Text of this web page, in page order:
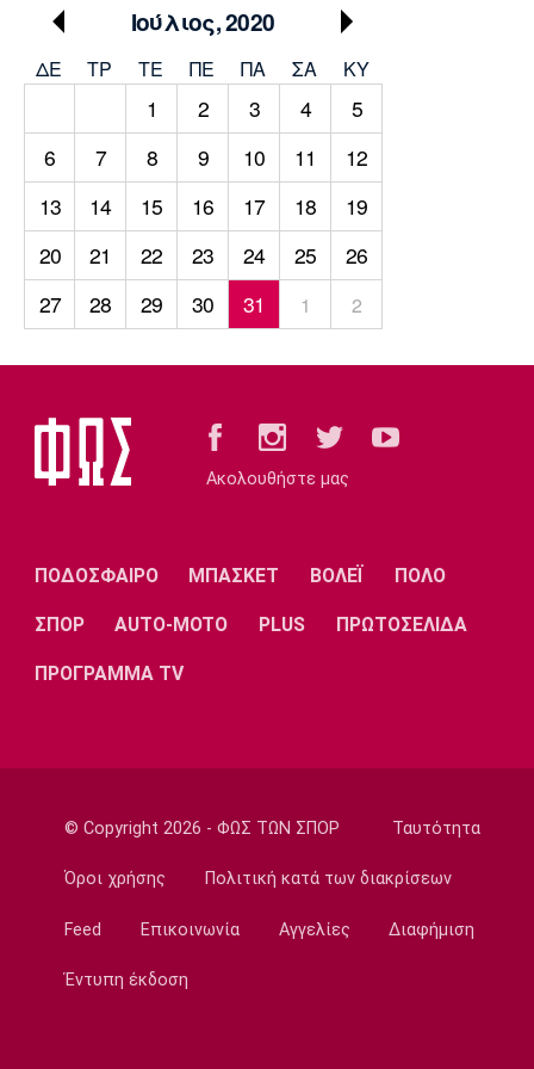
Πολιτισμός
Τραγούδια
Running
Media
Παρασκήνιο
Πρόγραμμα TV
Μπαρτσελόνα
Ρεάλ
Μαδρίτης
Ατλέτικο
Μαδρίτης
Γιουνάιτεντ
Ίντερ
Μπορούσια
Ντόρτμουντ
Παρί Σεν
Μαρσέιγ
Ιούλιος, 2020
ΔΕ ΤΡ TΕ ΠΕ ΠΑ ΣΑ ΚΥ
1 2 3 4
5
6
7 8 9 10 11
12
13
14 15 16 17 18
19
20
21 22 23 24 25
26
27
28 29 30 31 1 2
Ακολουθήστε μας
ΠΟΔΟΣΦΑΙΡΟ ΜΠΑΣΚΕΤ ΒΟΛΕΪ ΠΟΛΟ
ΣΠΟΡ AUTO-MOTO PLUS ΠΡΩΤΟΣΕΛΙΔΑ
ΠΡΟΓΡΑΜΜΑ TV
© Copyright 2026 - ΦΩΣ ΤΩΝ ΣΠΟΡ Ταυτότητα
Όροι χρήσης Πολιτική κατά των διακρίσεων
Feed Επικοινωνία Αγγελίες Διαφήμιση
Έντυπη έκδοση